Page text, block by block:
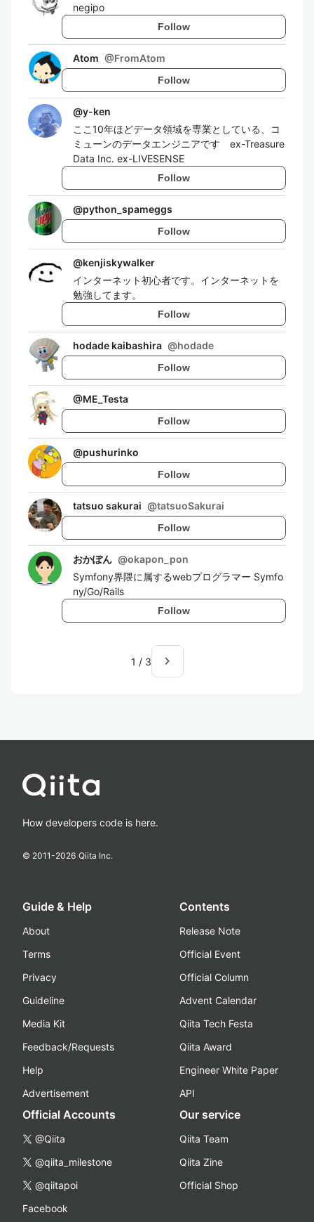
negipo
Follow
Atom @FromAtom
Follow
@y-ken
ここ10年ほどデータ領域を専業としている、コ
ミューンのデータエンジニアです ex-Treasure
Data Inc. ex-LIVESENSE
Follow
@python_spameggs
Follow
@kenjiskywalker
インターネット初心者です。インターネットを
勉強してます。
Follow
hodade kaibashira @hodade
Follow
@ME_Testa
Follow
@pushurinko
Follow
tatsuo sakurai @tatsuoSakurai
Follow
おかぽん @okapon_pon
Symfony界隈に属するwebプログラマー Symfo
ny/Go/Rails
Follow
1 / 3 navigate_next
How developers code is here.
© 2011-2026 Qiita Inc.
Guide & Help
About
Terms
Privacy
Guideline
Media Kit
Feedback/Requests
Help
Advertisement
Contents
Release Note
Official Event
Official Column
Advent Calendar
Qiita Tech Festa
Qiita Award
Engineer White Paper
API
Official Accounts
@Qiita
@qiita_milestone
@qiitapoi
Facebook
Our service
Qiita Team
Qiita Zine
Official Shop